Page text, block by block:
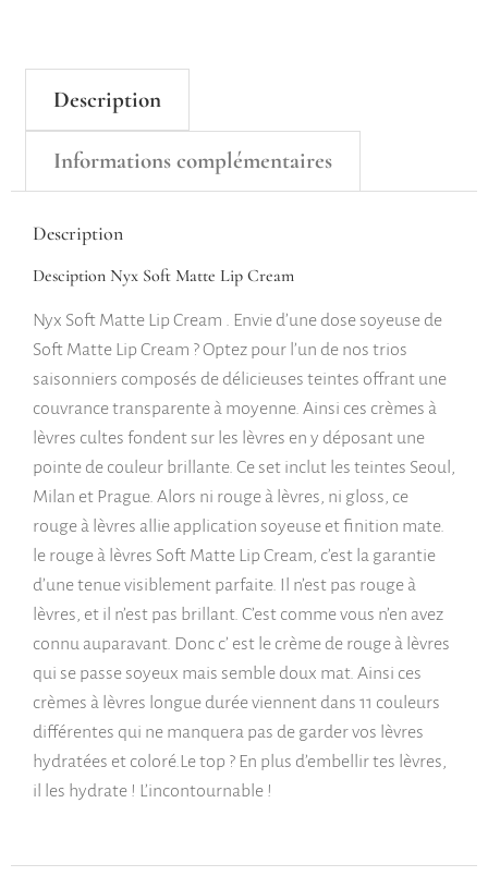
Description
Informations complémentaires
Description
Desciption Nyx Soft Matte Lip Cream
Nyx Soft Matte Lip Cream . Envie d’une dose soyeuse de
Soft Matte Lip Cream ? Optez pour l’un de nos trios
saisonniers composés de délicieuses teintes offrant une
couvrance transparente à moyenne. Ainsi ces crèmes à
lèvres cultes fondent sur les lèvres en y déposant une
pointe de couleur brillante. Ce set inclut les teintes Seoul,
Milan et Prague. Alors ni rouge à lèvres, ni gloss, ce
rouge à lèvres allie application soyeuse et finition mate.
le rouge à lèvres Soft Matte Lip Cream, c’est la garantie
d’une tenue visiblement parfaite. Il n’est pas rouge à
lèvres, et il n’est pas brillant. C’est comme vous n’en avez
connu auparavant. Donc c’ est le crème de rouge à lèvres
qui se passe soyeux mais semble doux mat. Ainsi ces
crèmes à lèvres longue durée viennent dans 11 couleurs
différentes qui ne manquera pas de garder vos lèvres
hydratées et coloré.Le top ? En plus d’embellir tes lèvres,
il les hydrate ! L’incontournable !